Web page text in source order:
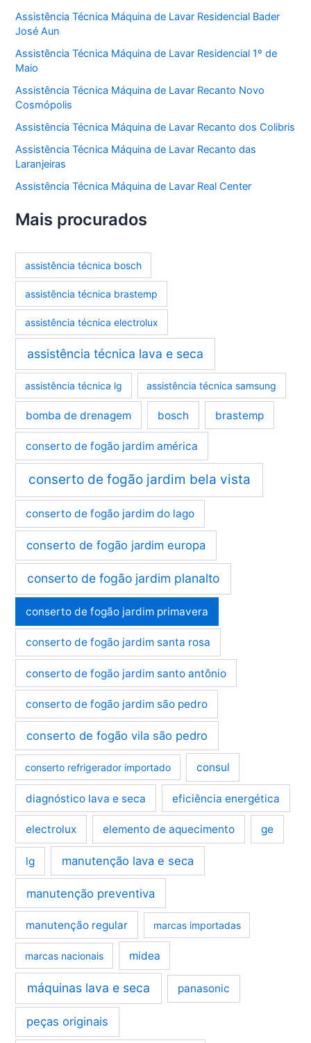
Assistência Técnica Máquina de Lavar Residencial Bader
José Aun
Assistência Técnica Máquina de Lavar Residencial 1º de
Maio
Assistência Técnica Máquina de Lavar Recanto Novo
Cosmópolis
Assistência Técnica Máquina de Lavar Recanto dos Colibris
Assistência Técnica Máquina de Lavar Recanto das
Laranjeiras
Assistência Técnica Máquina de Lavar Real Center
Mais procurados
assistência técnica bosch
assistência técnica brastemp
assistência técnica electrolux
assistência técnica lava e seca
assistência técnica lg assistência técnica samsung
bomba de drenagem bosch brastemp
conserto de fogão jardim américa
conserto de fogão jardim bela vista
conserto de fogão jardim do lago
conserto de fogão jardim europa
conserto de fogão jardim planalto
conserto de fogão jardim primavera
conserto de fogão jardim santa rosa
conserto de fogão jardim santo antônio
conserto de fogão jardim são pedro
conserto de fogão vila são pedro
conserto refrigerador importado consul
diagnóstico lava e seca eficiência energética
electrolux elemento de aquecimento ge
lg manutenção lava e seca
manutenção preventiva
manutenção regular marcas importadas
marcas nacionais midea
máquinas lava e seca panasonic
peças originais